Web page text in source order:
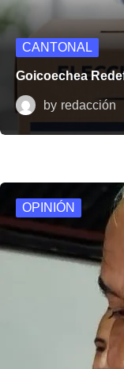
CANTONAL
Goicoechea
by redacción
OPINIÓN